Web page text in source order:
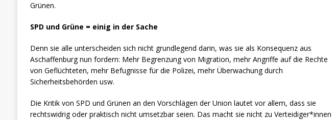
Grünen.
SPD und Grüne = einig in der Sache
Denn sie alle unterscheiden sich nicht grundlegend darin, was sie als Konsequenz aus
Aschaffenburg nun fordern: Mehr Begrenzung von Migration, mehr Angriffe auf die Rechte
von Geflüchteten, mehr Befugnisse für die Polizei, mehr Überwachung durch
Sicherheitsbehörden usw.
Die Kritik von SPD und Grünen an den Vorschlägen der Union lautet vor allem, dass sie
rechtswidrig oder praktisch nicht umsetzbar seien. Das macht sie nicht zu Verteidiger*innen